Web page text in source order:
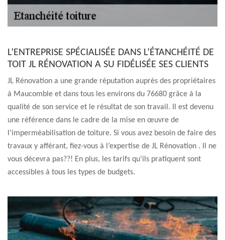
L’ENTREPRISE SPÉCIALISÉE DANS L’ÉTANCHÉITÉ DE
TOIT JL RÉNOVATION A SU FIDÉLISÉE SES CLIENTS
JL Rénovation a une grande réputation auprès des propriétaires
à Maucomble et dans tous les environs du 76680 grâce à la
qualité de son service et le résultat de son travail. Il est devenu
une référence dans le cadre de la mise en œuvre de
l’imperméabilisation de toiture. Si vous avez besoin de faire des
travaux y afférant, fiez-vous à l’expertise de JL Rénovation . Il ne
vous décevra pas??! En plus, les tarifs qu’ils pratiquent sont
accessibles à tous les types de budgets.